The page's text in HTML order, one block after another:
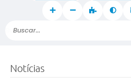
Buscar...
Notícias